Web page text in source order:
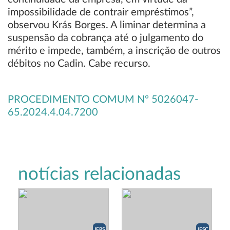
impossibilidade de contrair empréstimos”,
observou Krás Borges. A liminar determina a
suspensão da cobrança até o julgamento do
mérito e impede, também, a inscrição de outros
débitos no Cadin. Cabe recurso.
PROCEDIMENTO COMUM Nº 5026047-
65.2024.4.04.7200
notícias relacionadas